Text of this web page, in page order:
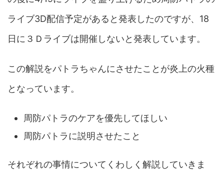
ライブ3D配信予定があると発表したのですが、18
日に３Ｄライブは開催しないと発表しています。
この解説をパトラちゃんにさせたことが炎上の火種
となっています。
周防パトラのケアを優先してほしい
周防パトラに説明させたこと
それぞれの事情についてくわしく解説していきま